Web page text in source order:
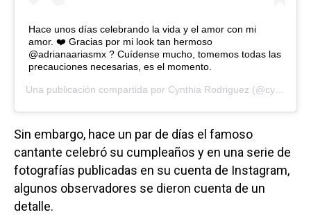
Hace unos días celebrando la vida y el amor con mi
amor. ❤️ Gracias por mi look tan hermoso
@adrianaariasmx ? Cuídense mucho, tomemos todas las
precauciones necesarias, es el momento.
Una publicación compartida por Cynthia Rodriguez (@cynoficial) el
Sin embargo, hace un par de días el famoso
cantante celebró su cumpleaños y en una serie de
fotografías publicadas en su cuenta de Instagram,
algunos observadores se dieron cuenta de un
detalle.